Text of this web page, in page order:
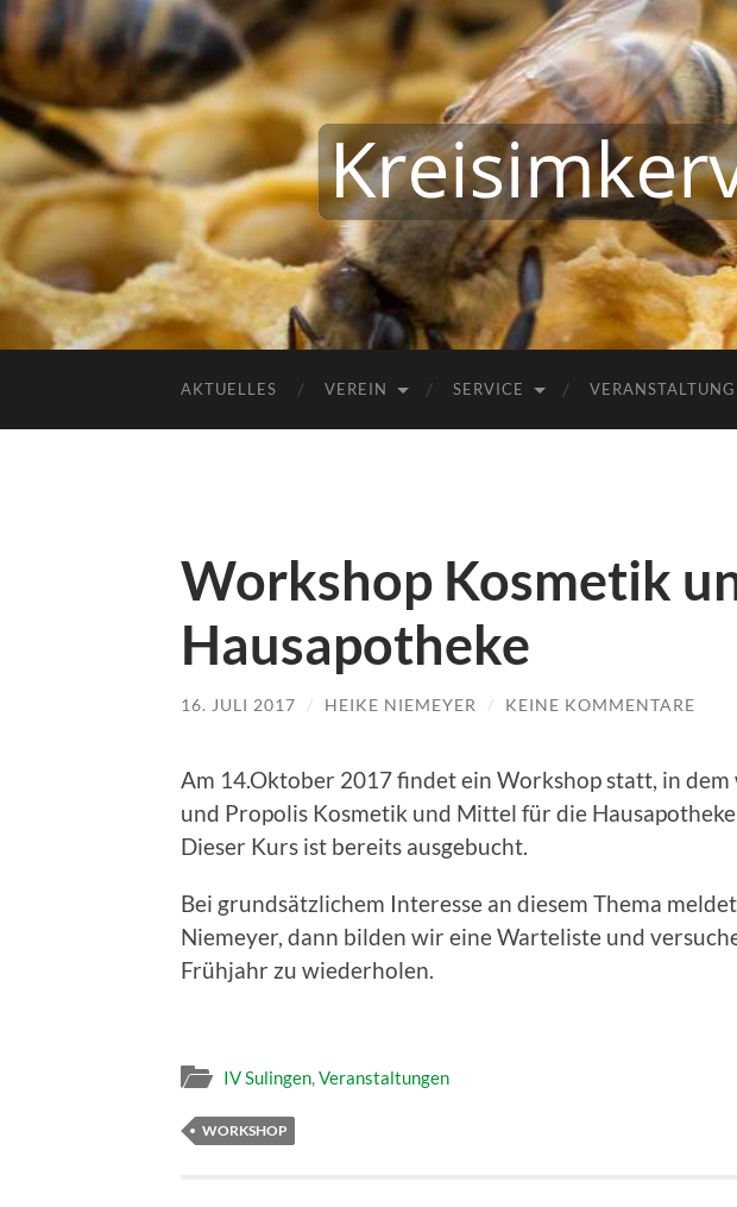
AKTUELLES VEREIN SERVICE
Workshop Kosmetik
Hausapotheke
16. JULI 2017 / HEIKE NIEMEYER / KEINE KOMMENTARE
Am 14.Oktober 2017 findet ein Workshop statt, in dem
und Propolis Kosmetik und Mittel für die
Dieser Kurs ist bereits ausgebucht.
Bei grundsätzlichem Interesse an diesem Thema
Niemeyer, dann bilden wir eine Warteliste und
Frühjahr zu wiederholen.
IV Sulingen,Veranstaltungen
WORKSHOP